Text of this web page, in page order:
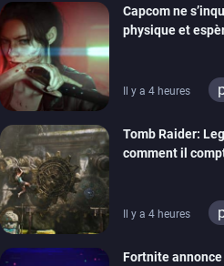
Capcom ne
physique et
Il y a 4 heures
Tomb Raider:
comment il
Il y a 4 heures
Fortnite